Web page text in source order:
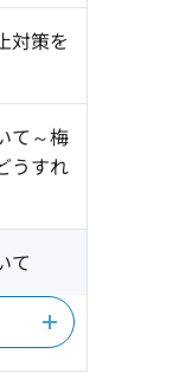
対策を
て～梅
うすれ
て